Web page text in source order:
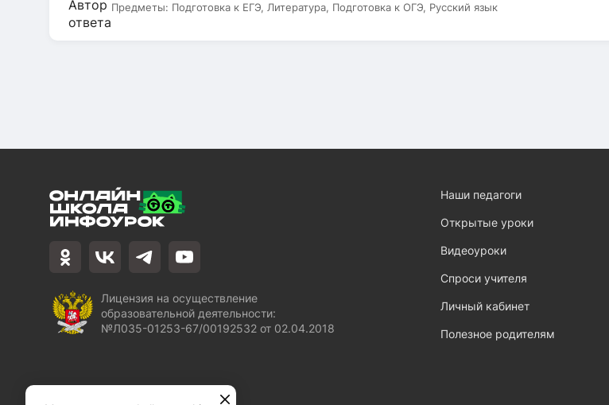
Предметы: Подготовка к ЕГЭ, Литература, Подготовка к ОГЭ, Русский язык
Лицензия на осуществление
образовательной деятельности:
№Л035-01253-67/00192532 от 02.04.2018
Наши педагоги
Открытые уроки
Видеоуроки
Спроси учителя
Личный кабинет
Полезное родителям